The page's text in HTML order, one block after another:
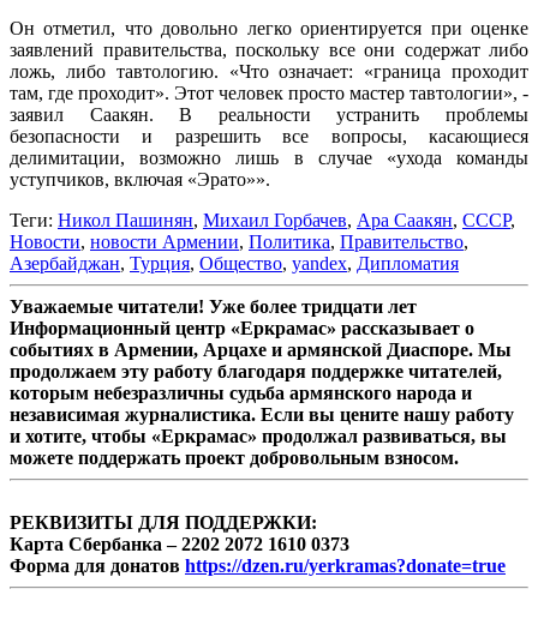
Он отметил, что довольно легко ориентируется при оценке
заявлений правительства, поскольку все они содержат либо
ложь, либо тавтологию. «Что означает: «граница проходит
там, где проходит». Этот человек просто мастер тавтологии», -
заявил Саакян. В реальности устранить проблемы
безопасности и разрешить все вопросы, касающиеся
делимитации, возможно лишь в случае «ухода команды
уступчиков, включая «Эрато»».
Теги: Никол Пашинян, Михаил Горбачев, Ара Саакян, СССР,
Новости, новости Армении, Политика, Правительство,
Азербайджан, Турция, Общество, yandex, Дипломатия
Уважаемые читатели! Уже более тридцати лет
Информационный центр «Еркрамас» рассказывает о
событиях в Армении, Арцахе и армянской Диаспоре. Мы
продолжаем эту работу благодаря поддержке читателей,
которым небезразличны судьба армянского народа и
независимая журналистика. Если вы цените нашу работу
и хотите, чтобы «Еркрамас» продолжал развиваться, вы
можете поддержать проект добровольным взносом.
РЕКВИЗИТЫ ДЛЯ ПОДДЕРЖКИ:
Карта Сбербанка – 2202 2072 1610 0373
Форма для донатов https://dzen.ru/yerkramas?donate=true